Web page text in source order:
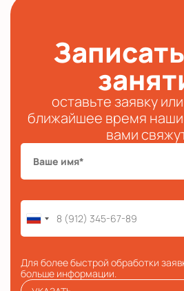
оставьте заявку
ближайшее время наши
вами
Для более быстрой обработки
больше информации.